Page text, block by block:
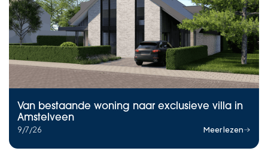
Van bestaande woning naar exclusieve villa in
Amstelveen
9/7/26
Meer lezen